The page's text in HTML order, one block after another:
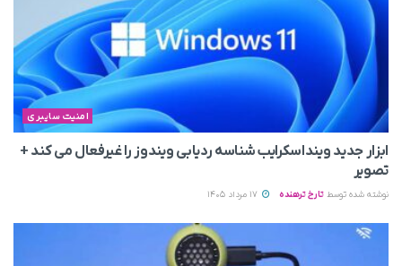
امنیت سایبری
ابزار جدید وینداسکرایب شناسه ردیابی ویندوز را غیرفعال می‌ کند +
تصویر
نوشته شده توسط تارخ ترهنده